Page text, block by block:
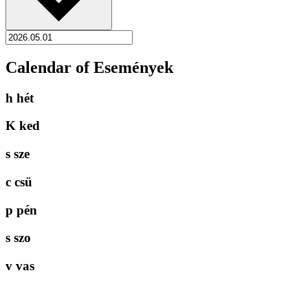
Calendar of Események
h hét
K ked
s sze
c csü
p pén
s szo
v vas